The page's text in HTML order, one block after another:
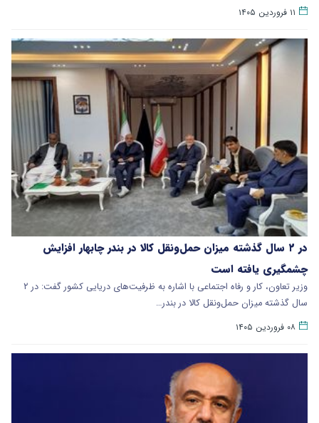
۱۱ فروردین ۱۴۰۵
در ۲ سال گذشته میزان حمل‌ونقل کالا در بندر چابهار افزایش
چشمگیری یافته است
وزیر تعاون، کار و رفاه اجتماعی با اشاره به ظرفیت‌های دریایی کشور گفت: در ۲
سال گذشته میزان حمل‌ونقل کالا در بندر…
۰۸ فروردین ۱۴۰۵